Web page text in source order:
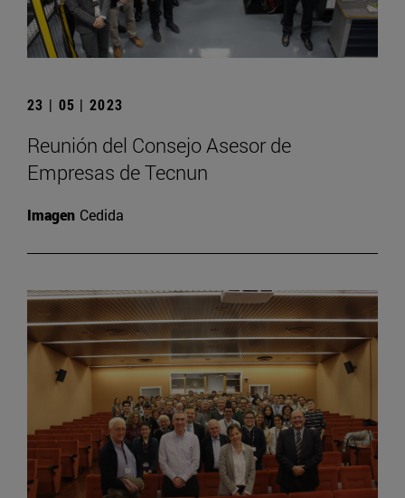
23 | 05 | 2023
Reunión del Consejo Asesor de
Empresas de Tecnun
Imagen Cedida